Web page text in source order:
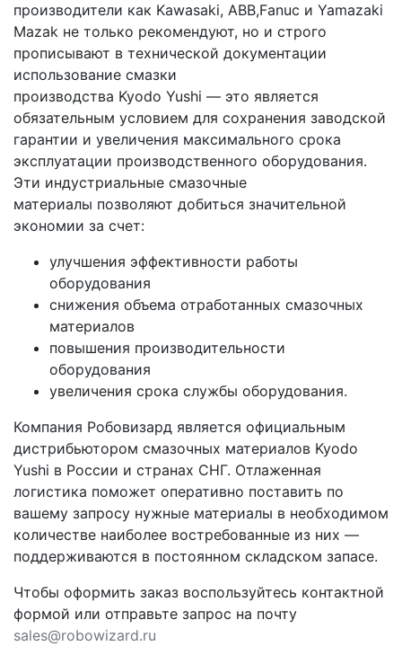
производители как Kawasaki, АВВ,Fanuc и Yamazaki
Mazak не только рекомендуют, но и строго
прописывают в технической документации
использование смазки
производства Kyodo Yushi — это является
обязательным условием для сохранения заводской
гарантии и увеличения максимального срока
эксплуатации производственного оборудования.
Эти индустриальные смазочные
материалы позволяют добиться значительной
экономии за счет:
улучшения эффективности работы
оборудования
снижения объема отработанных смазочных
материалов
повышения производительности
оборудования
увеличения срока службы оборудования.
Компания Робовизард является официальным
дистрибьютором смазочных материалов Kyodo
Yushi в России и странах СНГ. Отлаженная
логистика поможет оперативно поставить по
вашему запросу нужные материалы в необходимом
количестве наиболее востребованные из них —
поддерживаются в постоянном складском запасе.
Чтобы оформить заказ воспользуйтесь контактной
формой или отправьте запрос на почту
sales@robowizard.ru